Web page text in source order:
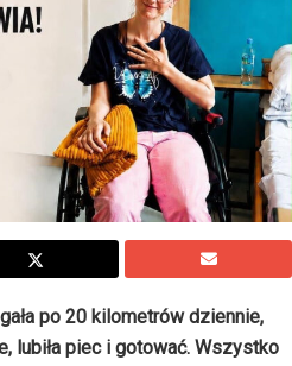
po 20 kilometrów dziennie,
lubiła piec i gotować. Wszystko